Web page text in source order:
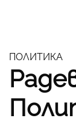
ПОЛИТИКА